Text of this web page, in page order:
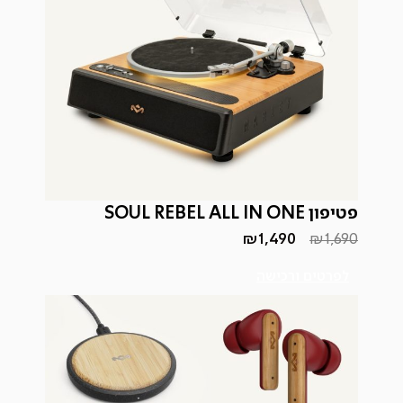
פטיפון SOUL REBEL ALL IN ONE
₪1,690
המחיר
₪1,490
המחיר